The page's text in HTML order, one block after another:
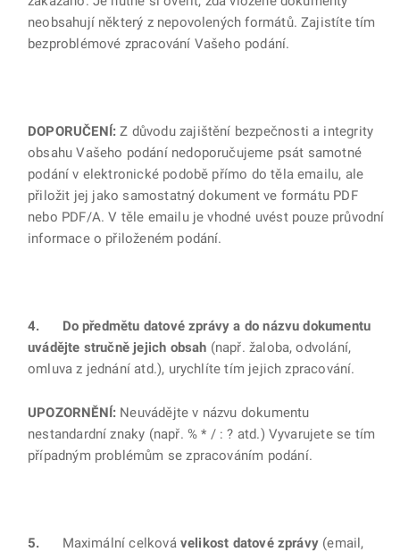
neobsahují některý z nepovolených formátů. Zajistíte tím
bezproblémové zpracování Vašeho podání.
DOPORUČENÍ:Z důvodu zajištění bezpečnosti a integrity
obsahu Vašeho podání nedoporučujeme psát samotné
podání v elektronické podobě přímo do těla emailu, ale
přiložit jej jako samostatný dokument ve formátu PDF
nebo PDF/A. V těle emailu je vhodné uvést pouze průvodní
informace o přiloženém podání.
4. Do předmětu datové zprávy a do názvu dokumentu
uvádějte stručně jejich obsah (např. žaloba, odvolání,
omluva z jednání atd.), urychlíte tím jejich zpracování.
UPOZORNĚNÍ: Neuvádějte v názvu dokumentu
nestandardní znaky (např. % * / : ? atd.) Vyvarujete se tím
případným problémům se zpracováním podání.
5. Maximální celková velikost datové zprávy (email,